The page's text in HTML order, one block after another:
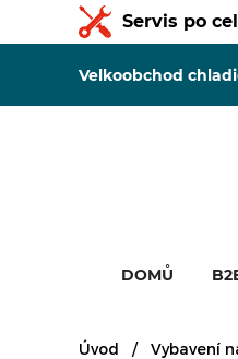
Servis po
Velkoobchod
DOMŮ
Úvod Vybavení